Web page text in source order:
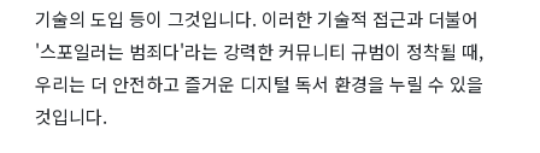
기술의 도입 등이 그것입니다. 이러한 기술적 접근과 더불어
'스포일러는 범죄다'라는 강력한 커뮤니티 규범이 정착될 때,
우리는 더 안전하고 즐거운 디지털 독서 환경을 누릴 수 있을
것입니다.